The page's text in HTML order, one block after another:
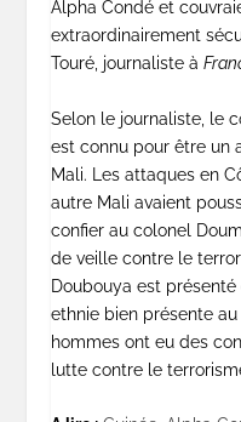
Alpha Condé et
extraordinairement
Touré, journaliste à
Selon le journaliste, le
est connu pour être un
Mali. Les attaques en
autre Mali avaient
confier au colonel
de veille contre le
Doubouya est
ethnie bien présente
hommes ont eu des
lutte contre le